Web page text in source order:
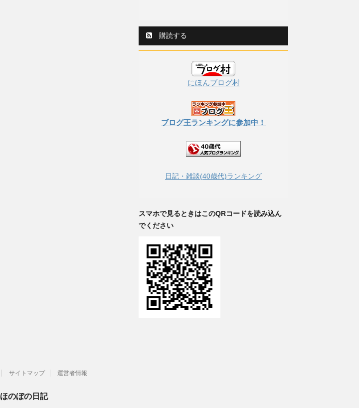
購読する
にほんブログ村
ブログ王ランキングに参加中！
日記・雑談(40歳代)ランキング
スマホで見るときはこのQRコードを読み込ん
でください
サイトマップ 運営者情報
ほのぼの日記